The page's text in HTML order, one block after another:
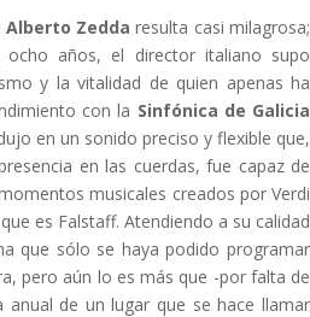
Alberto Zeddaresulta casi milagrosa;
años, el director italiano supo
y la vitalidad de quien apenas ha
con la Sinfónica de Galicia
en un sonido preciso y flexible que,
en las cuerdas, fue capaz de
musicales creados por Verdi
es Falstaff. Atendiendo a su calidad
que sólo se haya podido programar
pero aún lo es más que -por falta de
anual de un lugar que se hace llamar